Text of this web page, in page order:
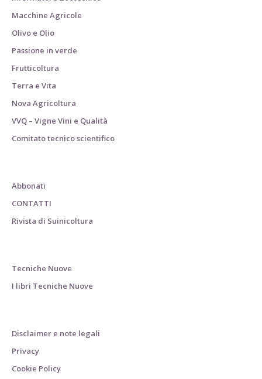
Macchine Agricole
Olivo e Olio
Passione in verde
Frutticoltura
Terra e Vita
Nova Agricoltura
VVQ – Vigne Vini e Qualità
Comitato tecnico scientifico
Abbonati
CONTATTI
Rivista di Suinicoltura
Tecniche Nuove
I libri Tecniche Nuove
Disclaimer e note legali
Privacy
Cookie Policy